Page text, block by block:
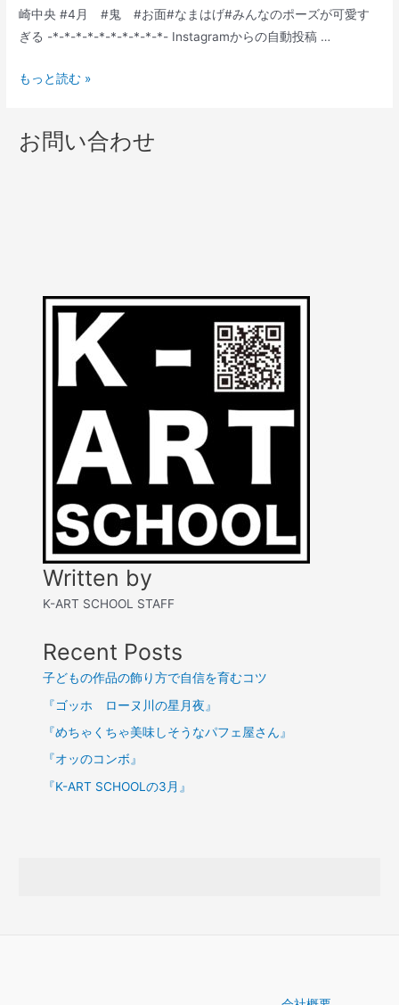
崎中央 #4月 #鬼 #お面#なまはげ#みんなのポーズが可愛す
ぎる -*-*-*-*-*-*-*-*-*-*- Instagramからの自動投稿 …
鬼
た
もっと読む »
お問い合わせ
Written by
K-ART SCHOOL STAFF
Recent Posts
子どもの作品の飾り方で自信を育むコツ
『ゴッホ ローヌ川の星月夜』
『めちゃくちゃ美味しそうなパフェ屋さん』
『オッのコンボ』
『K-ART SCHOOLの3月』